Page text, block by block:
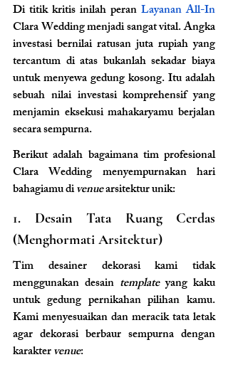
Di titik kritis inilah peran
Clara Wedding menjadi sangat vital. Angka
investasi bernilai ratusan juta rupiah yang
tercantum di atas bukanlah sekadar biaya
untuk menyewa gedung kosong. Itu adalah
sebuah nilai investasi komprehensif yang
menjamin eksekusi mahakaryamu berjalan
secara sempurna.
Berikut adalah bagaimana tim profesional
Clara Wedding menyempurnakan hari
bahagiamu di venue arsitektur unik:
1. Desain Tata Ruang Cerdas
(Menghormati Arsitektur)
Tim desainer dekorasi kami tidak
menggunakan desain template yang kaku
untuk gedung pernikahan pilihan kamu.
Kami menyesuaikan dan meracik tata letak
agar dekorasi berbaur sempurna dengan
karakter venue: